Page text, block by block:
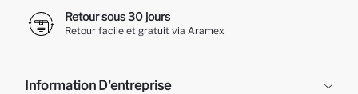
Retour sous 30 jours
Retour facile et gratuit via Aramex
Information D'entreprise